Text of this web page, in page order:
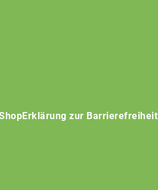
Erklärung zur Barrierefreiheit